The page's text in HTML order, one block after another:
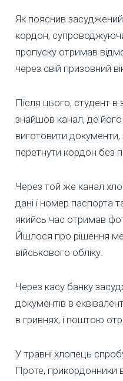
Як пояснив
кордон,
пропуску отримав
через свій призовний
Після цього, студент в
знайшов канал, де
виготовити
перетнути кордон без
Через той же канал
дані і номер паспорта
якийсь час отримав
Йшлося про рішення
військового обліку.
Через касу банку
документів в
в гривнях, і поштою
У травні хлопець
Проте, прикордонники